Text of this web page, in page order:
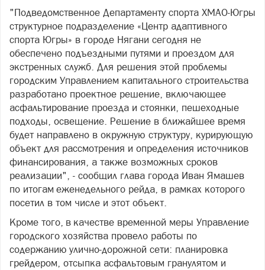
"Подведомственное Департаменту спорта ХМАО‑Югры
структурное подразделение «Центр адаптивного
спорта Югры» в городе Нягани сегодня не
обеспечено подъездными путями и проездом для
экстренных служб. Для решения этой проблемы
городским Управлением капитального строительства
разработано проектное решение, включающее
асфальтирование проезда и стоянки, пешеходные
подходы, освещение. Решение в ближайшее время
будет направлено в окружную структуру, курирующую
объект для рассмотрения и определения источников
финансирования, а также возможных сроков
реализации", - сообщил глава города Иван Ямашев
по итогам еженедельного рейда, в рамках которого
посетил в том числе и этот объект.
Кроме того, в качестве временной меры Управление
городского хозяйства провело работы по
содержанию улично-дорожной сети: планировка
грейдером, отсыпка асфальтовым гранулятом и